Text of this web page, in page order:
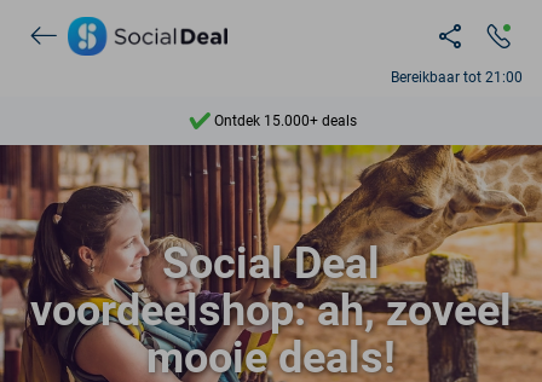
Bereikbaar tot 21:00
7 dagen per week beschikbaar
10+ miljoen leden
9,4
Ontdek 15.000+ deals
Social Deal
voordeelshop: ah, zoveel
mooie deals!